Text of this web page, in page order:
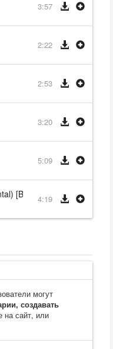
3:57
2:22
2:53
3:20
5:09
[Bonus Track]
4:19
могут
создавать
на сайт, или